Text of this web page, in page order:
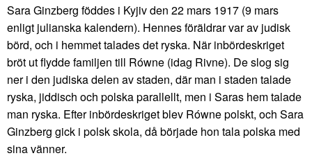
Sara Ginzberg föddes i Kyjiv den 22 mars 1917 (9 mars
enligt julianska kalendern). Hennes föräldrar var av judisk
börd, och i hemmet talades det ryska. När inbördeskriget
bröt ut flydde familjen till Równe (idag Rivne). De slog sig
ner i den judiska delen av staden, där man i staden talade
ryska, jiddisch och polska parallellt, men i Saras hem talade
man ryska. Efter inbördeskriget blev Równe polskt, och Sara
Ginzberg gick i polsk skola, då började hon tala polska med
sina vänner.